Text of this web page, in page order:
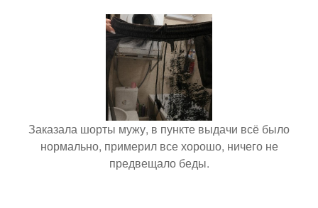
Заказала шорты мужу, в пункте выдачи всё было
нормально, примерил все хорошо, ничего не
предвещало беды.